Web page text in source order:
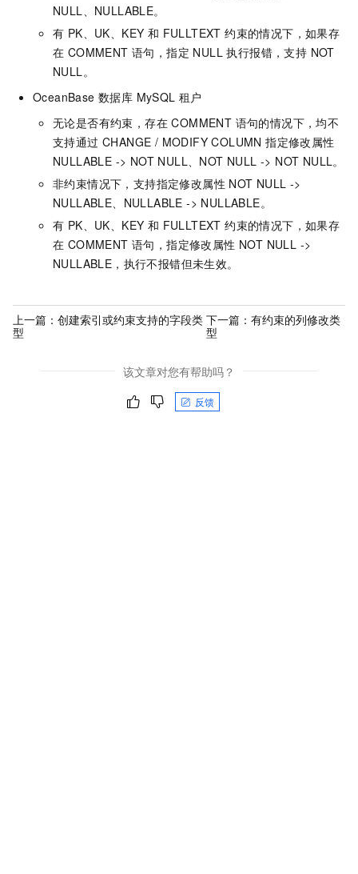
NULL、NULLABLE。
有 PK、UK、KEY 和 FULLTEXT 约束的情况下，如果存
在 COMMENT 语句，指定 NULL 执行报错，支持 NOT
NULL。
OceanBase 数据库 MySQL 租户
无论是否有约束，存在 COMMENT 语句的情况下，均不
支持通过 CHANGE / MODIFY COLUMN 指定修改属性
NULLABLE -> NOT NULL、NOT NULL -> NOT NULL。
非约束情况下，支持指定修改属性 NOT NULL ->
NULLABLE、NULLABLE -> NULLABLE。
有 PK、UK、KEY 和 FULLTEXT 约束的情况下，如果存
在 COMMENT 语句，指定修改属性 NOT NULL ->
NULLABLE，执行不报错但未生效。
上一篇： 创建索引或约束支持的字段类
型
下一篇： 有约束的列修改类
型
该文章对您有帮助吗？
反馈